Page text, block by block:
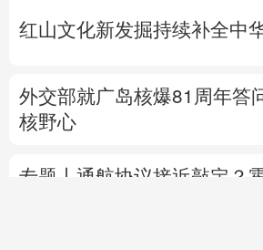
红山文化新发掘持续补全中
外交部就广岛核爆81周年答
核野心
专题丨 通航协议接近敲定？